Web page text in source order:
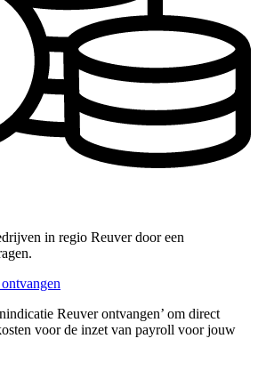
in regio Reuver door een
Reuver ontvangen’ om direct
voor de inzet van payroll voor jouw